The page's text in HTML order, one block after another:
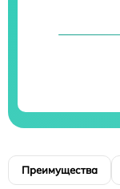
Преимущества